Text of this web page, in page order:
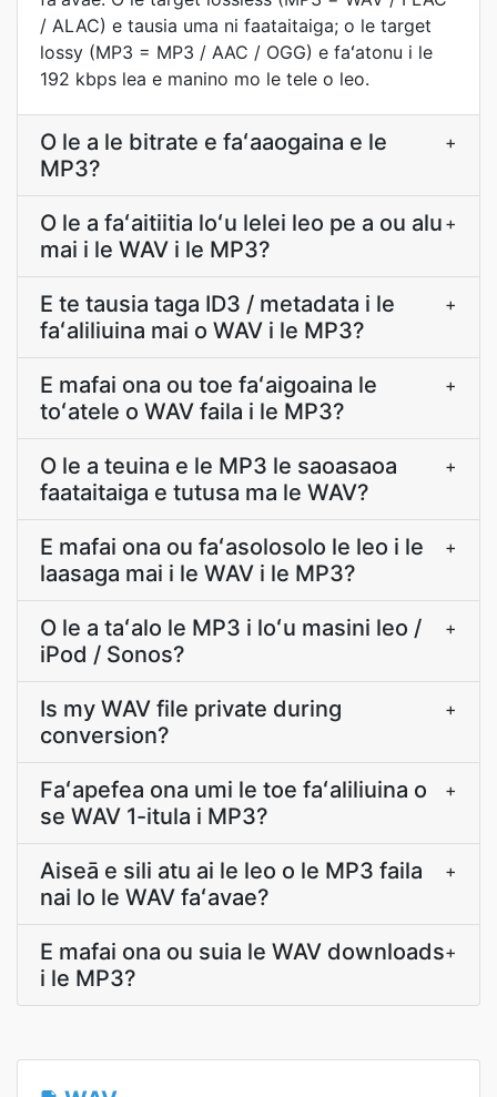
/ ALAC) e tausia uma ni faataitaiga; o le target
lossy (MP3 = MP3 / AAC / OGG) e faʻatonu i le
192 kbps lea e manino mo le tele o leo.
O le a le bitrate e faʻaaogaina e le
MP3?
+
O le a faʻaitiitia loʻu lelei leo pe a ou alu
mai i le WAV i le MP3?
+
E te tausia taga ID3 / metadata i le
faʻaliliuina mai o WAV i le MP3?
+
E mafai ona ou toe faʻaigoaina le
toʻatele o WAV faila i le MP3?
+
O le a teuina e le MP3 le saoasaoa
faataitaiga e tutusa ma le WAV?
+
E mafai ona ou faʻasolosolo le leo i le
laasaga mai i le WAV i le MP3?
+
O le a taʻalo le MP3 i loʻu masini leo /
iPod / Sonos?
+
Is my WAV file private during
conversion?
+
Faʻapefea ona umi le toe faʻaliliuina o
se WAV 1-itula i MP3?
+
Aiseā e sili atu ai le leo o le MP3 faila
nai lo le WAV faʻavae?
+
E mafai ona ou suia le WAV downloads
i le MP3?
+